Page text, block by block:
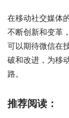
在移动社交媒体
不断创新和变革
可以期待微信在
破和改进，为移
路。
推荐阅读：